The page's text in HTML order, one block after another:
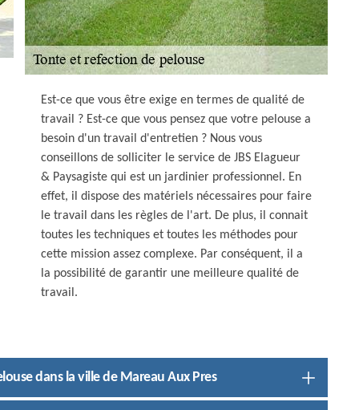
Est-ce que vous être exige en termes de qualité de
travail ? Est-ce que vous pensez que votre pelouse a
besoin d'un travail d'entretien ? Nous vous
conseillons de solliciter le service de JBS Elagueur
& Paysagiste qui est un jardinier professionnel. En
effet, il dispose des matériels nécessaires pour faire
le travail dans les règles de l'art. De plus, il connait
toutes les techniques et toutes les méthodes pour
cette mission assez complexe. Par conséquent, il a
la possibilité de garantir une meilleure qualité de
travail.
dans la ville de Mareau Aux Pres